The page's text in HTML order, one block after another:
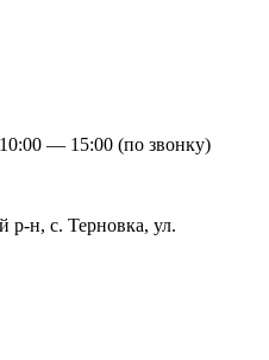
— 15:00 (по звонку)
р-н, с. Терновка, ул.